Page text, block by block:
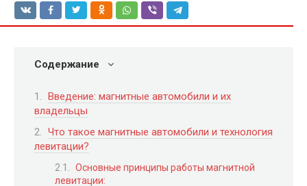
Содержание
Введение: магнитные автомобили и их
владельцы
Что такое магнитные автомобили и технология
левитации?
Основные принципы работы магнитной
левитации: